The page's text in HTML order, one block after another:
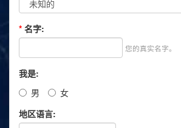
* 名字:
您的真实名字。
我是:
男
女
地区语言: